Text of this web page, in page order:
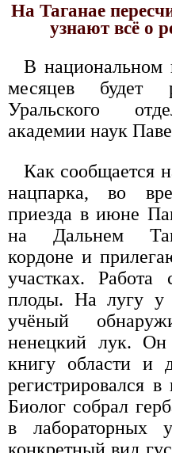
На Таганае
узнают всё о
В национальном
месяцев будет
Уральского
академии наук
Как сообщается
нацпарка, во
приезда в июне
на Дальнем
кордоне и
участках.
плоды. На лугу у
учёный
ненецкий лук.
книгу области и
регистрировался
Биолог собрал
в лабораторных